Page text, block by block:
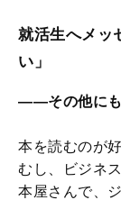
就活生へメッ
い」
――その他にも
本を読むのが
むし、ビジネ
本屋さんで、